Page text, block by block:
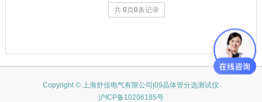
共0页0条记录
Copyright © 上海舒佳电气有限公司|09晶体管分选测试仪
沪ICP备10206185号